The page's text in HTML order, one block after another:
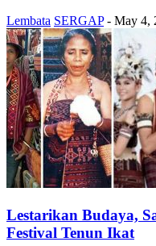
Lembata SERGAP - May 4,
Lestarikan Budaya,
Festival Tenun Ikat